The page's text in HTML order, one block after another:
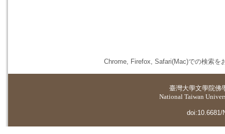
Chrome, Firefox, Safari(Mac)での検索を
臺灣大學文學院佛
National Taiwan
doi:10.6681/